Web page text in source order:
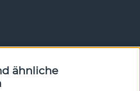
erfahren Sie vor allen anderen
ähnliche